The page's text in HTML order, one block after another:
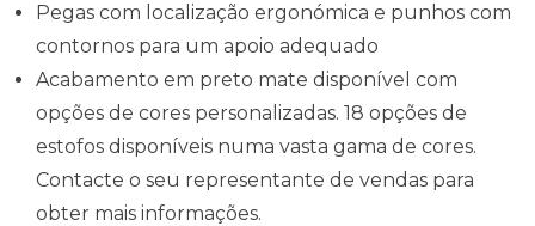
Pegas com localização ergonómica e punhos com
contornos para um apoio adequado
Acabamento em preto mate disponível com
opções de cores personalizadas. 18 opções de
estofos disponíveis numa vasta gama de cores.
Contacte o seu representante de vendas para
obter mais informações.